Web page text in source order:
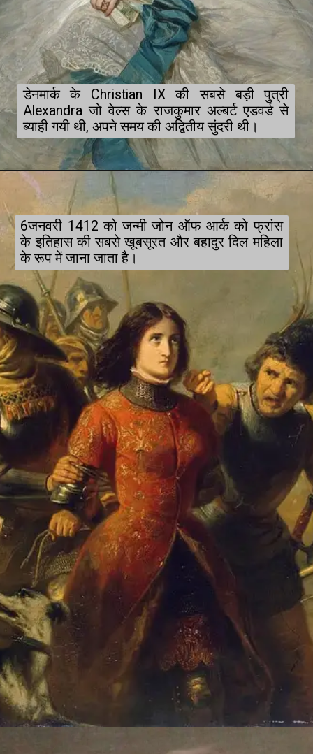
डेनमार्क के Christian IX की सबसे बड़ी पुत्री
Alexandra जो वेल्स के राजकुमार अल्बर्ट एडवर्ड से
ब्याही गयी थी, अपने समय की अद्वितीय सुंदरी थी।
6जनवरी 1412 को जन्मी जोन ऑफ आर्क को फ्रांस
के इतिहास की सबसे खूबसूरत और बहादुर दिल महिला
के रूप में जाना जाता है।